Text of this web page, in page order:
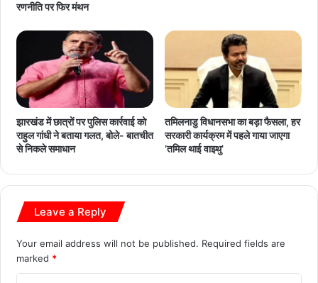
रणनीति पर फिर मंथन
झारखंड में छात्रों पर पुलिस कार्रवाई को
राहुल गांधी ने बताया गलत, बोले- बातचीत
से निकले समाधान
तमिलनाडु विधानसभा का बड़ा फैसला, हर
सरकारी कार्यक्रम में पहले गाया जाएगा
‘तमिल थाई वाझ्थु’
Leave a Reply
Your email address will not be published. Required fields are
marked *